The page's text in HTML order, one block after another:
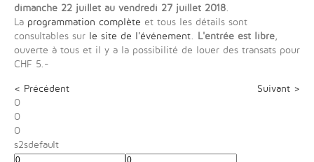
dimanche 22 juillet au vendredi 27 juillet 2018.
La programmation complète et tous les détails sont
consultables sur
le site de l'événement. L'entrée est libre,
ouverte à tous et il y a la possibilité de louer des transats pour
CHF 5.-
< Précédent
Suivant >
0
0
0
s2sdefault